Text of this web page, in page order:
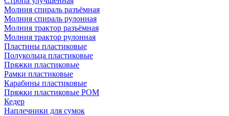
Молния спираль разъёмная
Молния спираль рулонная
Молния трактор разъёмная
Молния трактор рулонная
Пластины пластиковые
Полукольца пластиковые
Пряжки пластиковые
Рамки пластиковые
Карабины пластиковые
Пряжки пластиковые РОМ
Кедер
Наплечники для сумок